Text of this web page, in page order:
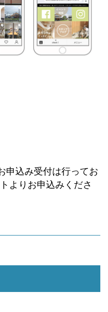
申込み受付は行ってお
よりお申込みくださ